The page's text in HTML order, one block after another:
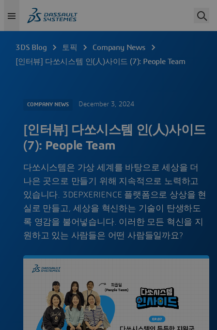
3DS Blog 토픽
Company News
[인터뷰] 다쏘시스템 인(人)사이드 (7): People Team
COMPANY NEWS December 3, 2024
[인터뷰] 다쏘시스템 인(人)사이드
(7): People Team
다쏘시스템은 가상 세계를 바탕으로 세상을 더
나은 곳으로 만들기 위해 지속적으로 노력하고
있습니다. 3DEPXERIENCE 플랫폼으로 상상을 현
실로 만들고, 세상을 혁신하는 기술이 탄생하도
록 영감을 불어넣습니다. 이러한 모든 혁신을 지
원하고 있는 사람들은 어떤 사람들일까요?